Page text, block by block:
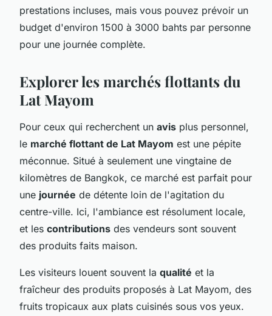
prestations incluses, mais vous pouvez prévoir un
budget d'environ 1500 à 3000 bahts par personne
pour une journée complète.
Explorer les marchés flottants du
Lat Mayom
Pour ceux qui recherchent un avis plus personnel,
le marché flottant de Lat Mayom est une pépite
méconnue. Situé à seulement une vingtaine de
kilomètres de Bangkok, ce marché est parfait pour
une journée de détente loin de l'agitation du
centre-ville. Ici, l'ambiance est résolument locale,
et les contributions des vendeurs sont souvent
des produits faits maison.
Les visiteurs louent souvent la qualité et la
fraîcheur des produits proposés à Lat Mayom, des
fruits tropicaux aux plats cuisinés sous vos yeux.